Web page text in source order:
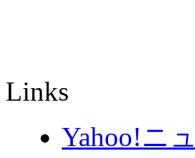
Links
Yahoo!ニ